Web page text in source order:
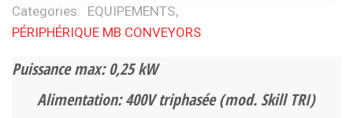
Categories: EQUIPEMENTS
PÉRIPHÉRIQUE MB CONVEYORS
Puissance max: 0,25 kW
Alimentation: 400V triphasée (mod. Skill TRI)